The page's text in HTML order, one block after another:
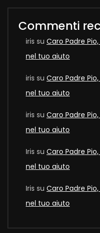
Commenti
iris su Caro Padre
nel tuo aiuto
iris su Caro Padre
nel tuo aiuto
iris su Caro Padre
nel tuo aiuto
Iris su Caro Padre
nel tuo aiuto
Iris su Caro Padre
nel tuo aiuto